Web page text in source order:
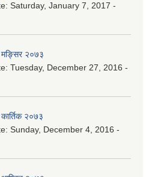
Saturday, January 7, 2017 -
मङ्सिर २०७३
Tuesday, December 27, 2016 -
कार्तिक २०७३
Sunday, December 4, 2016 -